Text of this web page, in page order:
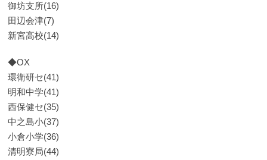
御坊支所(16)
田辺会津(7)
新宮高校(14)
◆OX
環衛研セ(41)
明和中学(41)
西保健セ(35)
中之島小(37)
小倉小学(36)
清明寮局(44)